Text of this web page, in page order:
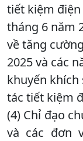
tiết kiệm điện
tháng 6 năm
về tăng
2025 và các
khuyến
tác tiết kiệm
(4) Chỉ đạo
và các đơn